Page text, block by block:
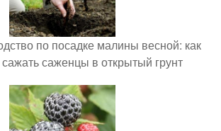
по посадке малины весной: как
саженцы в открытый грунт